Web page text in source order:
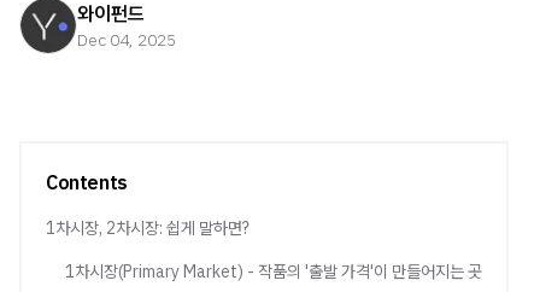
와이펀드
Dec 04, 2025
Contents
1차시장, 2차시장: 쉽게 말하면?
1차시장(Primary Market) - 작품의 '출발 가격'이 만들어지는 곳